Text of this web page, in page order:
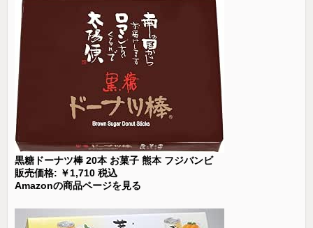
黒糖ドーナツ棒 20本 お菓子 熊本 フジバンビ
販売価格: ￥1,710 税込
Amazonの商品ページを見る